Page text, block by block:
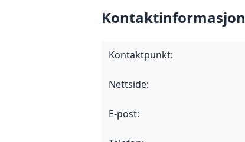
Kontaktinformasjon
Kontaktpunkt:
Nettside:
E-post: